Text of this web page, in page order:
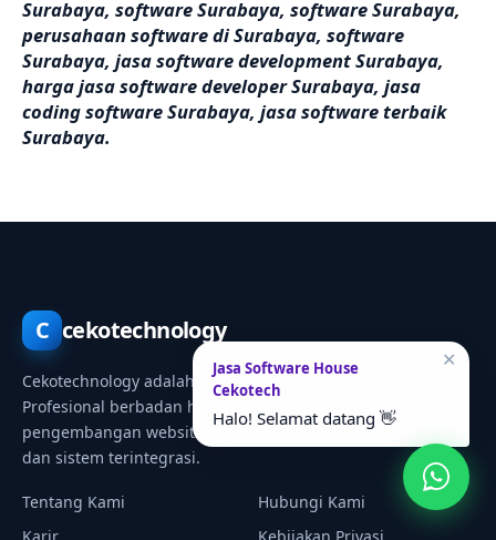
Surabaya, software Surabaya, software Surabaya,
perusahaan software di Surabaya, software
Surabaya, jasa software development Surabaya,
harga jasa software developer Surabaya, jasa
coding software Surabaya, jasa software terbaik
Surabaya.
✕
Jasa Software House
Cekotech
Halo! Selamat datang 👋
C cekotechnology
Cekotechnology adalah Software House
Profesional berbadan hukum yang berfokus pada
pengembangan website custom, aplikasi web,
dan sistem terintegrasi.
Tentang Kami
Hubungi Kami
Karir
Kebijakan Privasi